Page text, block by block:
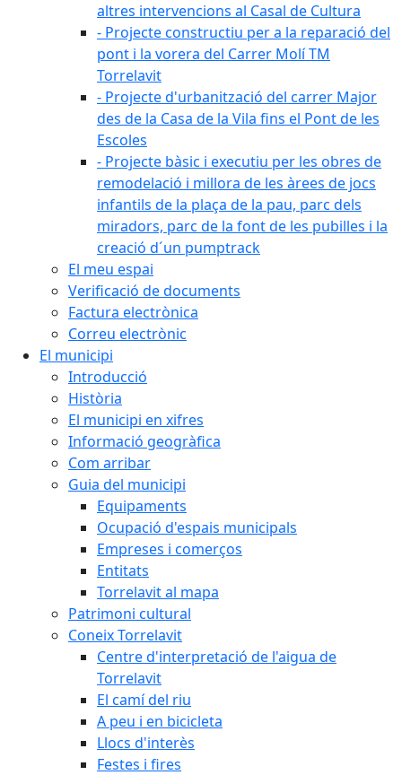
altres intervencions al Casal de Cultura
- Projecte constructiu per a la reparació del
pont i la vorera del Carrer Molí TM
Torrelavit
- Projecte d'urbanització del carrer Major
des de la Casa de la Vila fins el Pont de les
Escoles
- Projecte bàsic i executiu per les obres de
remodelació i millora de les àrees de jocs
infantils de la plaça de la pau, parc dels
miradors, parc de la font de les pubilles i la
creació d´un pumptrack
El meu espai
Verificació de documents
Factura electrònica
Correu electrònic
El municipi
Introducció
Història
El municipi en xifres
Informació geogràfica
Com arribar
Guia del municipi
Equipaments
Ocupació d'espais municipals
Empreses i comerços
Entitats
Torrelavit al mapa
Patrimoni cultural
Coneix Torrelavit
Centre d'interpretació de l'aigua de
Torrelavit
El camí del riu
A peu i en bicicleta
Llocs d'interès
Festes i fires